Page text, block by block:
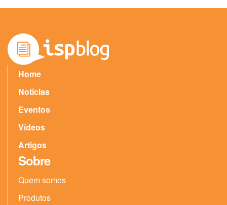
Home
Notícias
Eventos
Vídeos
Artigos
Sobre
Quem somos
Produtos